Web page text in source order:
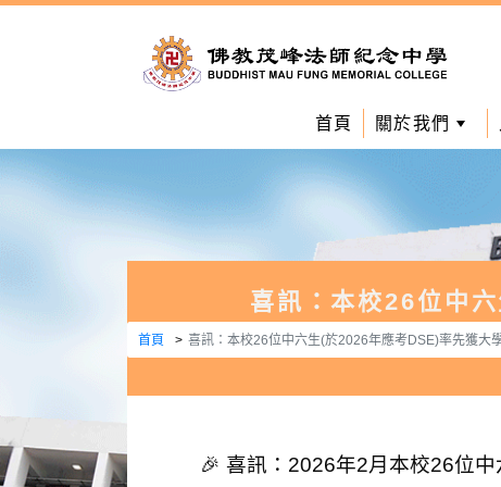
首頁 關於我們
喜訊：本校26位中
首頁 喜訊：本校26位中六生(於2026年應考DSE)率先獲大
🎉 喜訊：2026年2月本校26位